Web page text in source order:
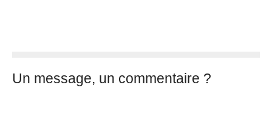
Un message, un commentaire ?